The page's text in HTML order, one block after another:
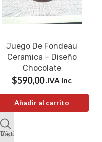
Juego De Fondeau
Ceramica – Diseño
Chocolate
$590,00 IVA inc.
Añadir al carrito
Vista Rápida